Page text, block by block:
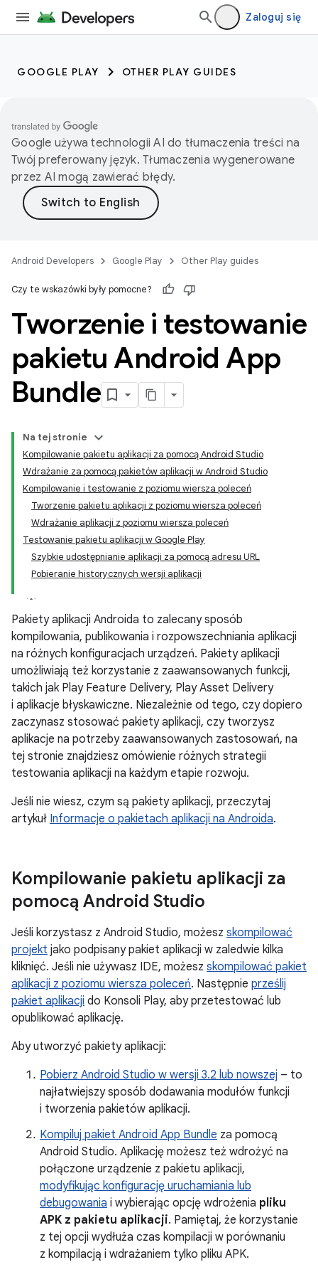
Zaloguj się
GOOGLE PLAY OTHER PLAY GUIDES
Google używa technologii AI do tłumaczenia treści na
Twój preferowany język. Tłumaczenia wygenerowane
przez AI mogą zawierać błędy.
Android Developers Google Play Other Play guides
Czy te wskazówki były pomocne?
Tworzenie i testowanie
pakietu Android App
Bundle
Na tej stronie
Kompilowanie pakietu aplikacji za pomocą Android Studio
Wdrażanie za pomocą pakietów aplikacji w Android Studio
Kompilowanie i testowanie z poziomu wiersza poleceń
Tworzenie pakietu aplikacji z poziomu wiersza poleceń
Wdrażanie aplikacji z poziomu wiersza poleceń
Testowanie pakietu aplikacji w Google Play
Szybkie udostępnianie aplikacji za pomocą adresu URL
Pobieranie historycznych wersji aplikacji
Pakiety aplikacji Androida to zalecany sposób
kompilowania, publikowania i rozpowszechniania aplikacji
na różnych konfiguracjach urządzeń. Pakiety aplikacji
umożliwiają też korzystanie z zaawansowanych funkcji,
takich jak Play Feature Delivery, Play Asset Delivery
i aplikacje błyskawiczne. Niezależnie od tego, czy dopiero
zaczynasz stosować pakiety aplikacji, czy tworzysz
aplikacje na potrzeby zaawansowanych zastosowań, na
tej stronie znajdziesz omówienie różnych strategii
testowania aplikacji na każdym etapie rozwoju.
Jeśli nie wiesz, czym są pakiety aplikacji, przeczytaj
artykuł Informacje o pakietach aplikacji na Androida.
Kompilowanie pakietu aplikacji za
pomocą Android Studio
Jeśli korzystasz z Android Studio, możesz skompilować
projekt jako podpisany pakiet aplikacji w zaledwie kilka
kliknięć. Jeśli nie używasz IDE, możesz skompilować pakiet
aplikacji z poziomu wiersza poleceń. Następnie prześlij
pakiet aplikacji do Konsoli Play, aby przetestować lub
opublikować aplikację.
Aby utworzyć pakiety aplikacji:
Pobierz Android Studio w wersji 3.2 lub nowszej – to
najłatwiejszy sposób dodawania modułów funkcji
i tworzenia pakietów aplikacji.
Kompiluj pakiet Android App Bundle za pomocą
Android Studio. Aplikację możesz też wdrożyć na
połączone urządzenie z pakietu aplikacji,
modyfikując konfigurację uruchamiania lub
debugowania i wybierając opcję wdrożenia pliku
APK z pakietu aplikacji. Pamiętaj, że korzystanie
z tej opcji wydłuża czas kompilacji w porównaniu
z kompilacją i wdrażaniem tylko pliku APK.